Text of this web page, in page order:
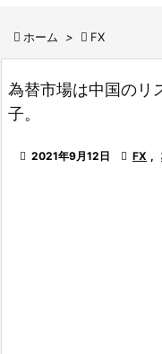
 ホーム >  FX
為替市場は中国のリ
子。
 2021年9月12日  FX ,